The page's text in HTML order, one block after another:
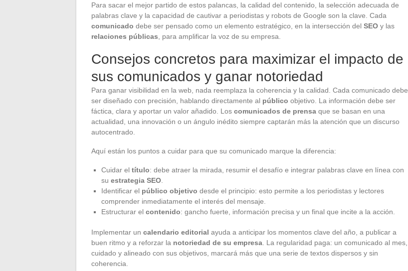
Para sacar el mejor partido de estos palancas, la calidad del contenido, la selección adecuada de
palabras clave y la capacidad de cautivar a periodistas y robots de Google son la clave. Cada
comunicado debe ser pensado como un elemento estratégico, en la intersección del SEO y las
relaciones públicas , para amplificar la voz de su empresa.
Consejos concretos para maximizar el impacto de
sus comunicados y ganar notoriedad
Para ganar visibilidad en la web, nada reemplaza la coherencia y la calidad. Cada comunicado debe
ser diseñado con precisión, hablando directamente al público objetivo. La información debe ser
fáctica, clara y aportar un valor añadido. Los comunicados de prensa que se basan en una
actualidad, una innovación o un ángulo inédito siempre captarán más la atención que un discurso
autocentrado.
Aquí están los puntos a cuidar para que su comunicado marque la diferencia:
Cuidar el título: debe atraer la mirada, resumir el desafío e integrar palabras clave en línea con
su estrategia SEO
Identificar el público objetivo desde el principio: esto permite a los periodistas y lectores
comprender inmediatamente el interés del mensaje.
Estructurar el contenido: gancho fuerte, información precisa y un final que incite a la acción.
Implementar un calendario editorial ayuda a anticipar los momentos clave del año, a publicar a
buen ritmo y a reforzar la notoriedad de su empresa . La regularidad paga: un comunicado al mes,
cuidado y alineado con sus objetivos, marcará más que una serie de textos dispersos y sin
coherencia.